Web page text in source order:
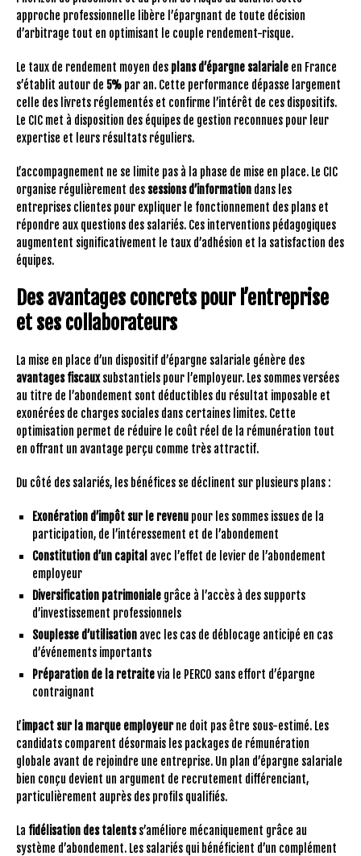
approche professionnelle libère l’épargnant de toute décision
d’arbitrage tout en optimisant le couple rendement-risque.
Le taux de rendement moyen des plans d’épargne salariale en France
s’établit autour de 5% par an. Cette performance dépasse largement
celle des livrets réglementés et confirme l’intérêt de ces dispositifs.
Le CIC met à disposition des équipes de gestion reconnues pour leur
expertise et leurs résultats réguliers.
L’accompagnement ne se limite pas à la phase de mise en place. Le CIC
organise régulièrement des sessions d’information dans les
entreprises clientes pour expliquer le fonctionnement des plans et
répondre aux questions des salariés. Ces interventions pédagogiques
augmentent significativement le taux d’adhésion et la satisfaction des
équipes.
Des avantages concrets pour l’entreprise
et ses collaborateurs
La mise en place d’un dispositif d’épargne salariale génère des
avantages fiscauxsubstantiels pour l’employeur. Les sommes versées
au titre de l’abondement sont déductibles du résultat imposable et
exonérées de charges sociales dans certaines limites. Cette
optimisation permet de réduire le coût réel de la rémunération tout
en offrant un avantage perçu comme très attractif.
Du côté des salariés, les bénéfices se déclinent sur plusieurs plans :
Exonération d’impôt sur le revenu pour les sommes issues de la
participation, de l’intéressement et de l’abondement
Constitution d’un capital avec l’effet de levier de l’abondement
employeur
Diversification patrimoniale grâce à l’accès à des supports
d’investissement professionnels
Souplesse d’utilisation avec les cas de déblocage anticipé en cas
d’événements importants
Préparation de la retraitevia le PERCO sans effort d’épargne
contraignant
L’impact sur la marque employeurne doit pas être sous-estimé. Les
candidats comparent désormais les packages de rémunération
globale avant de rejoindre une entreprise. Un plan d’épargne salariale
bien conçu devient un argument de recrutement différenciant,
particulièrement auprès des profils qualifiés.
La fidélisation des talentss’améliore mécaniquement grâce au
système d’abondement. Les salariés qui bénéficient d’un complément